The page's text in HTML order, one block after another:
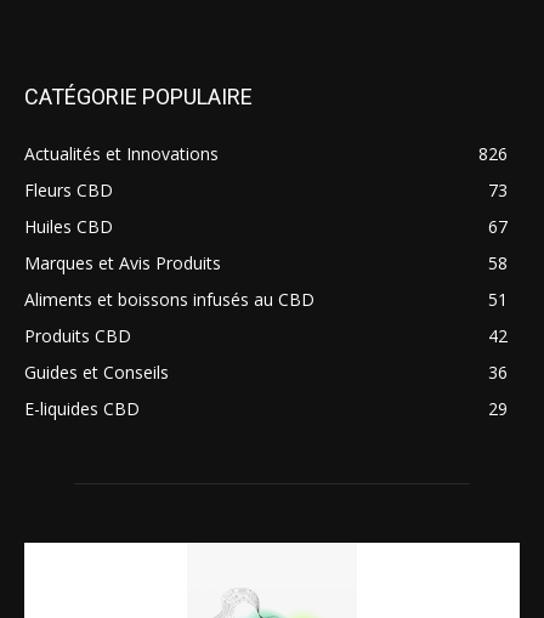
CATÉGORIE POPULAIRE
Actualités et Innovations
826
Fleurs CBD
73
Huiles CBD
67
Marques et Avis Produits
58
Aliments et boissons infusés au CBD
51
Produits CBD
42
Guides et Conseils
36
E-liquides CBD
29